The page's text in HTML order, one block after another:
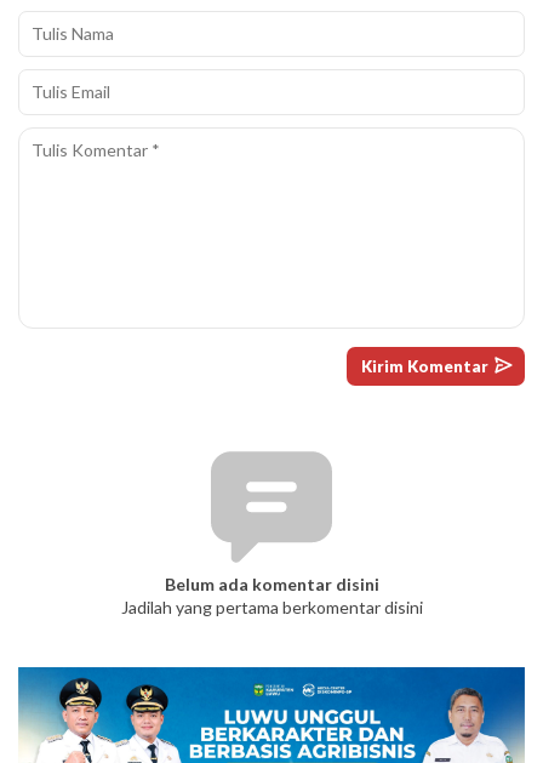
Belum ada komentar disini
Jadilah yang pertama berkomentar disini